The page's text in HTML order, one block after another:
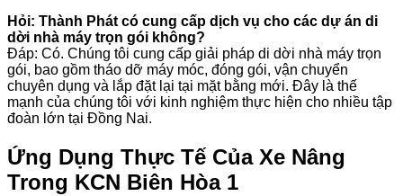
Hỏi: Thành Phát có cung cấp dịch vụ cho các dự án di
dời nhà máy trọn gói không?
Đáp: Có. Chúng tôi cung cấp giải pháp di dời nhà máy trọn
gói, bao gồm tháo dỡ máy móc, đóng gói, vận chuyển
chuyên dụng và lắp đặt lại tại mặt bằng mới. Đây là thế
mạnh của chúng tôi với kinh nghiệm thực hiện cho nhiều tập
đoàn lớn tại Đồng Nai.
Ứng Dụng Thực Tế Của Xe Nâng
Trong KCN Biên Hòa 1